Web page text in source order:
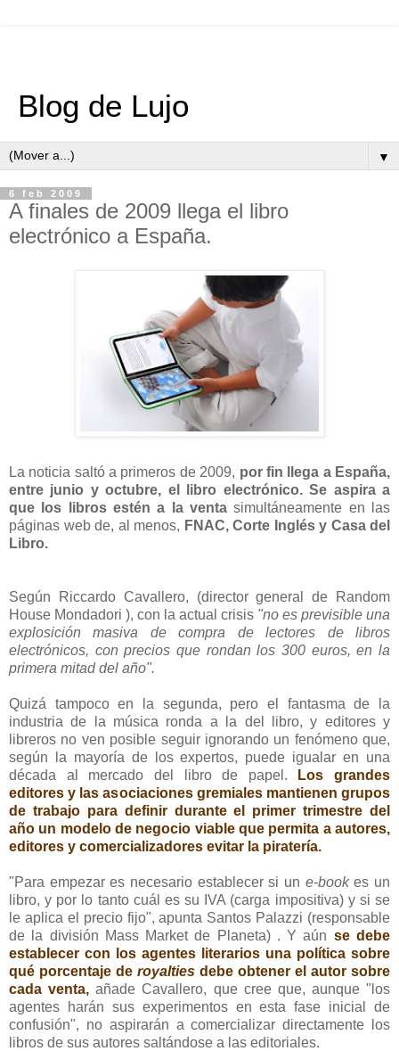
Blog de Lujo
▼
6 feb 2009
A finales de 2009 llega el libro
electrónico a España.
La noticia saltó a primeros de 2009, por fin llega a España,
entre junio y octubre, el libro electrónico. Se aspira a
que los libros estén a la venta simultáneamente en las
páginas web de, al menos, FNAC, Corte Inglés y Casa del
Libro.
Según Riccardo Cavallero, (director general de Random
House Mondadori ), con la actual crisis "no es previsible una
explosición masiva de compra de lectores de libros
electrónicos, con precios que rondan los 300 euros, en la
primera mitad del año".
Quizá tampoco en la segunda, pero el fantasma de la
industria de la música ronda a la del libro, y editores y
libreros no ven posible seguir ignorando un fenómeno que,
según la mayoría de los expertos, puede igualar en una
década al mercado del libro de papel.
Los grandes
editores y las asociaciones gremiales mantienen grupos
de trabajo para definir durante el primer trimestre del
año un modelo de negocio viable que permita a autores,
editores y comercializadores evitar la piratería.
"Para empezar es necesario establecer si un e-bookes un
libro, y por lo tanto cuál es su IVA (carga impositiva) y si se
le aplica el precio fijo", apunta Santos Palazzi (responsable
de la división Mass Market de Planeta) . Y aún se debe
establecer con los agentes literarios una política sobre
qué porcentaje de royalties debe obtener el autor sobre
cada venta, añade Cavallero, que cree que, aunque "los
agentes harán sus experimentos en esta fase inicial de
confusión", no aspirarán a comercializar directamente los
libros de sus autores saltándose a las editoriales.